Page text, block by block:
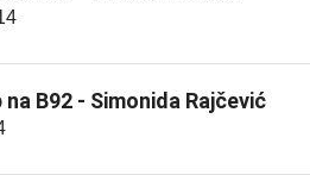
B92 - Simonida Rajčević